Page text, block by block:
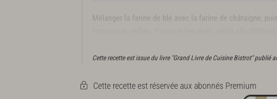
Mélanger la farine de blé avec la farine de châtaigne,
Cette recette est issue du livre "Grand Livre de Cuisine Bistrot" publié
Cette recette est réservée aux abonnés Premium